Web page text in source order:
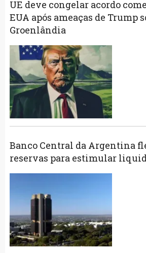
UE deve congelar acordo
EUA após ameaças de Trump
Groenlândia
Banco Central da Argentina
reservas para estimular